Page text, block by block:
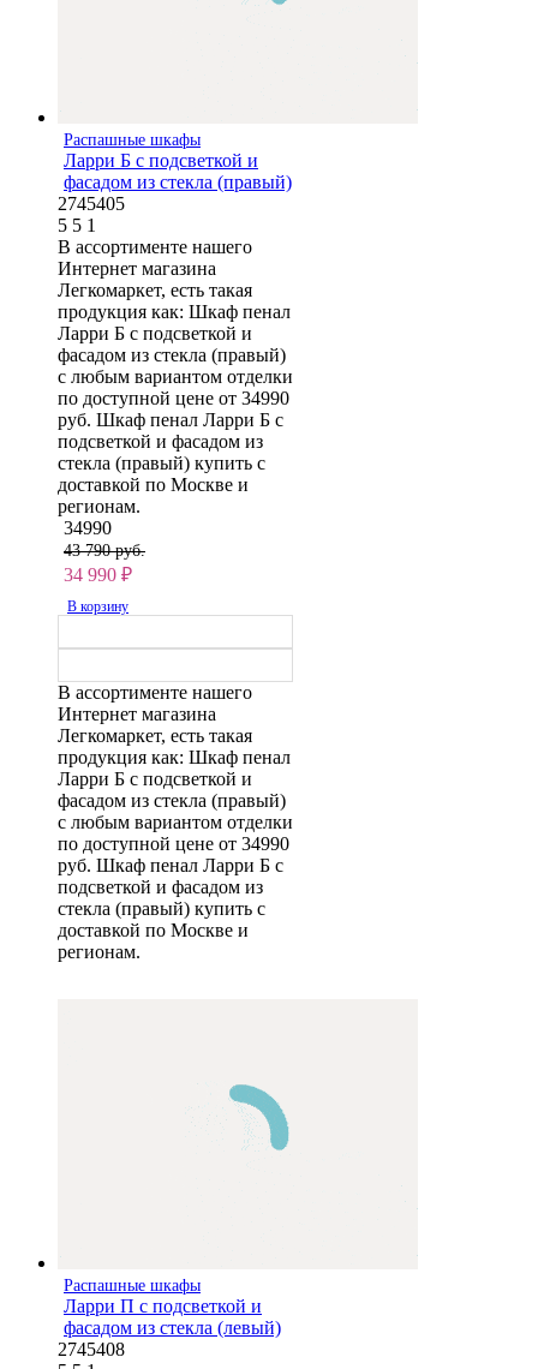
Распашные шкафы
Ларри Б с подсветкой и
фасадом из стекла (правый)
2745405
5 5 1
В ассортименте нашего
Интернет магазина
Легкомаркет, есть такая
продукция как: Шкаф пенал
Ларри Б с подсветкой и
фасадом из стекла (правый)
с любым вариантом отделки
по доступной цене от 34990
руб. Шкаф пенал Ларри Б с
подсветкой и фасадом из
стекла (правый) купить с
доставкой по Москве и
регионам.
34990
43 790 руб.
34 990 ₽
В корзину
В ассортименте нашего
Интернет магазина
Легкомаркет, есть такая
продукция как: Шкаф пенал
Ларри Б с подсветкой и
фасадом из стекла (правый)
с любым вариантом отделки
по доступной цене от 34990
руб. Шкаф пенал Ларри Б с
подсветкой и фасадом из
стекла (правый) купить с
доставкой по Москве и
регионам.
Распашные шкафы
Ларри П с подсветкой и
фасадом из стекла (левый)
2745408